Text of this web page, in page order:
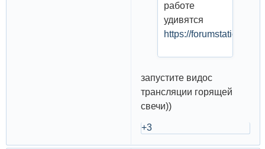
работе
удивятся
https://forumstatic.ru/
запустите видос
трансляции горящей
свечи))
+3